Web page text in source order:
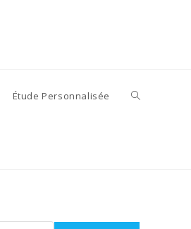
Étude Personnalisée Toggle